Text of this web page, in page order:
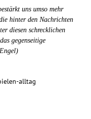
uns umso mehr
hinter den Nachrichten
diesen schrecklichen
gegenseitige
alltag